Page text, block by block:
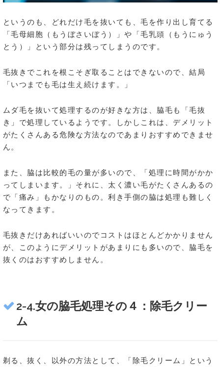
というのも、どれだけ毛を抜いても、毛を作り出し育てる
「毛母細胞（もうぼさいぼう）」や「毛乳頭（もうにゅう
とう）」という部分は残ってしまうのです。
毛抜きでこれを根こそぎ取ることはできないので、結局
「いつまでも毛は生え続けます。」
ムダ毛を抜いて処理するのが好きな方は、脇毛も「毛抜
き」で処理しているようです。しかしこれは、デメリット
がたくさんある危険な方法なのであまりおすすめできませ
ん。
また、脇は比較的毛の量が多いので、「処理に時間がかか
ってしまいます。」それに、太く濃い毛がたくさんあるの
で「痛み」もかなりのもの。利き手側の脇は処理も難しく
なってきます。
毛抜きだけあればいいのでコストはほとんどかかりません
が、このようにデメリットがあまりにも多いので、脇毛を
抜くのはおすすめしません。
2-4.女の脇毛処理その４：除毛クリー
ム
剃る、抜く、以外の方法として、「除毛クリーム」という